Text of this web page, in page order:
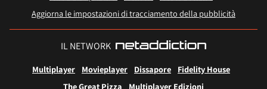
Aggiorna le impostazioni di tracciamento della pubblicità
IL NETWORK
Multiplayer Movieplayer Dissapore
Fidelity House
The Great Pizza
Multiplayer Edizioni